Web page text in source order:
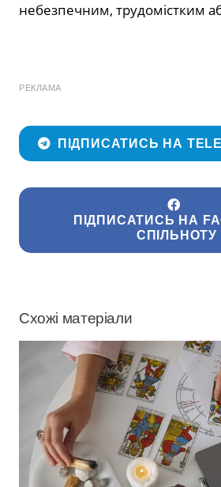
небезпечним, трудомістким
РЕКЛАМА
ПІДПИСАТИСЬ НА
ПІДПИСАТИСЬ НА
СПІЛЬНОТУ
Схожі матеріали